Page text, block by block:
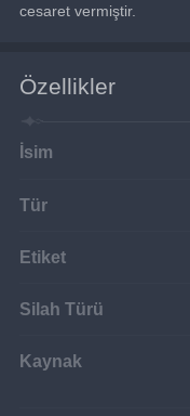
cesaret vermiştir.
Özellikler
İsim
Tür
Etiket
Silah Türü
Kaynak